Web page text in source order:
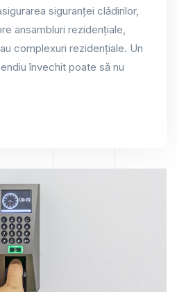
siguranței clădirilor,
ansambluri rezidențiale,
complexuri rezidențiale. Un
învechit poate să nu